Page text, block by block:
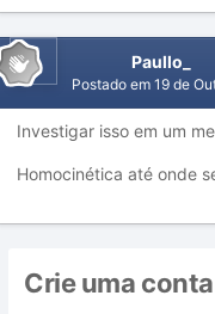
Paullo_
Postado em 19 de
Investigar isso em um
Homocinética até onde
Crie uma